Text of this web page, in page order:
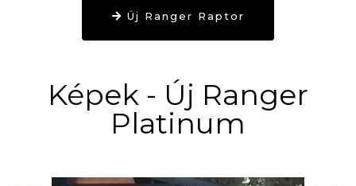
Új Ranger Raptor
Képek - Új Ranger
Platinum